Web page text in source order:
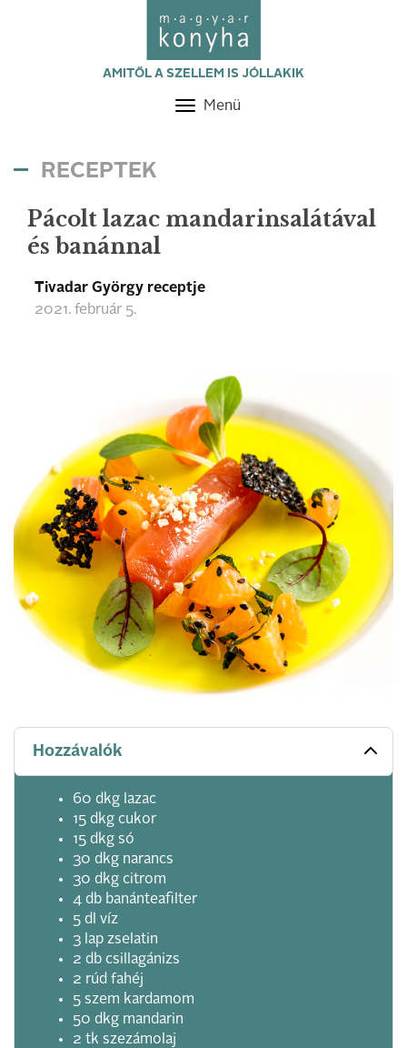
AMITŐL A SZELLEM IS JÓLLAKIK
Toggle
Menü
RECEPTEK
Pácolt lazac mandarinsalátával
és banánnal
Tivadar György receptje
2021. február 5.
Hozzávalók
60 dkg lazac
15 dkg cukor
15 dkg só
30 dkg narancs
30 dkg citrom
4 db banánteafilter
5 dl víz
3 lap zselatin
2 db csillagánizs
2 rúd fahéj
5 szem kardamom
50 dkg mandarin
2 tk szezámolaj